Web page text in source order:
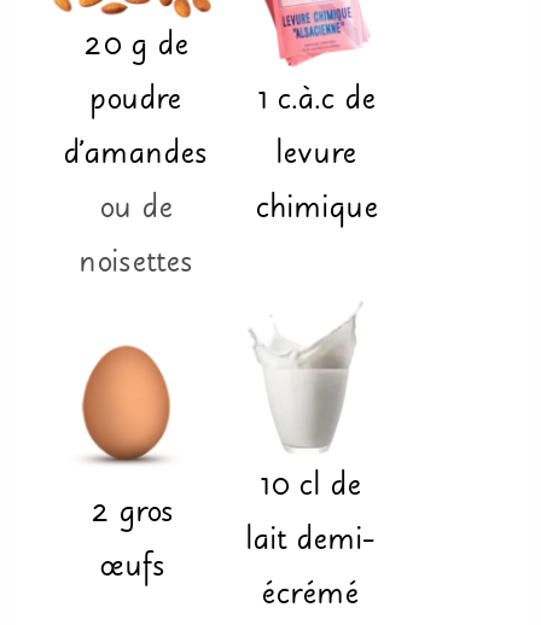
20 g de
poudre
d'amandes
ou de
noisettes
1 c.à.c de
levure
chimique
2 gros
œufs
10 cl de
lait demi-
écrémé